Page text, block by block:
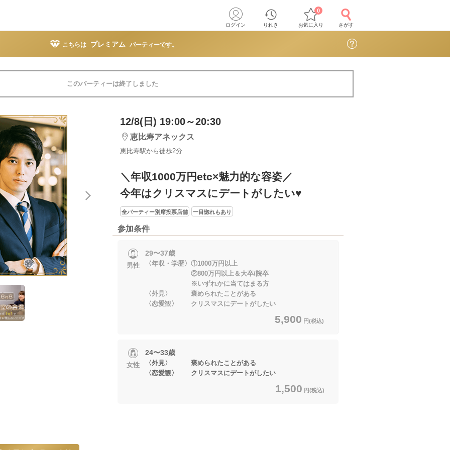
ログイン りれき お気に入り
0
さがす
こちらは プレミアム パーティーです。
このパーティーは終了しました
12/8(日) 19:00～20:30
恵比寿アネックス
恵比寿駅から徒歩2分
＼年収1000万円etc×魅力的な容姿／
今年はクリスマスにデートがしたい♥
全パーティー別席投票店舗 一目惚れもあり
参加条件
男性
29〜37歳
〈年収・学歴〉①1000万円以上
②800万円以上＆大卒/院卒
※いずれかに当てはまる方
〈外見〉 褒められたことがある
〈恋愛観〉 クリスマスにデートがしたい
5,900 円(税込)
女性
24〜33歳
〈外見〉 褒められたことがある
〈恋愛観〉 クリスマスにデートがしたい
1,500 円(税込)